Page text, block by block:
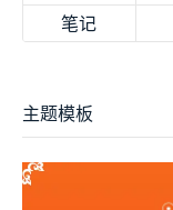
笔记
主题模板